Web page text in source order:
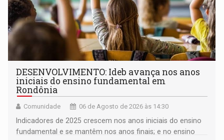
DESENVOLVIMENTO: Ideb avança nos anos
iniciais do ensino fundamental em
Rondônia
Comunidade 06 de Agosto de 2026 às 14:30
Indicadores de 2025 crescem nos anos iniciais do ensino
fundamental e se mantêm nos anos finais; e no ensino